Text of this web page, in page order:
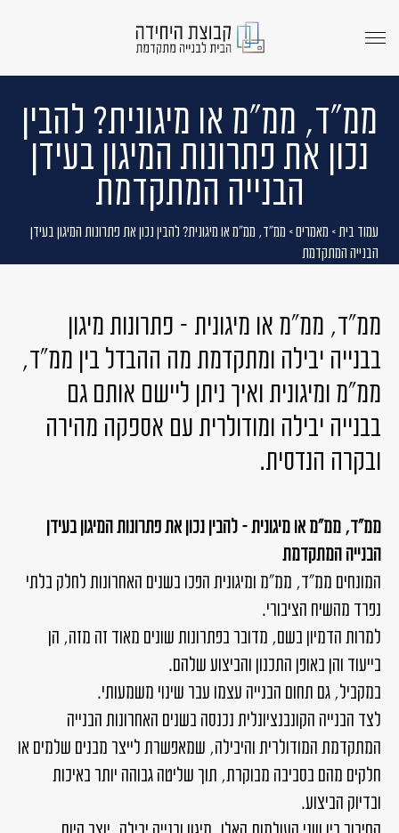
menu
ממ"ד, ממ"מ או מיגונית? להבין
נכון את פתרונות המיגון בעידן
הבנייה המתקדמת
עמוד בית> מאמרים> ממ"ד, ממ"מ או מיגונית? להבין נכון את פתרונות המיגון בעידן
הבנייה המתקדמת
ממ"ד, ממ"מ או מיגונית – פתרונות מיגון
בבנייה יבילה ומתקדמת מה ההבדל בין ממ"ד,
ממ"מ ומיגונית ואיך ניתן ליישם אותם גם
בבנייה יבילה ומודולרית עם אספקה מהירה
ובקרה הנדסית.
ממ"ד, ממ"מ או מיגונית – להבין נכון את פתרונות המיגון בעידן
הבנייה המתקדמת
המונחים ממ"ד, ממ"מ ומיגונית הפכו בשנים האחרונות לחלק בלתי
נפרד מהשיח הציבורי.
למרות הדמיון בשם, מדובר בפתרונות שונים מאוד זה מזה, הן
בייעוד והן באופן התכנון והביצוע שלהם.
במקביל, גם תחום הבנייה עצמו עבר שינוי משמעותי.
לצד הבנייה הקונבנציונלית נכנסה בשנים האחרונות הבנייה
המתקדמת המודולרית והיבילה, שמאפשרת לייצר מבנים שלמים או
חלקים מהם בסביבה מבוקרת, תוך שליטה גבוהה יותר באיכות
ובדיוק הביצוע.